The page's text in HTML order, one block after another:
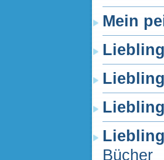
Mein
Bücher